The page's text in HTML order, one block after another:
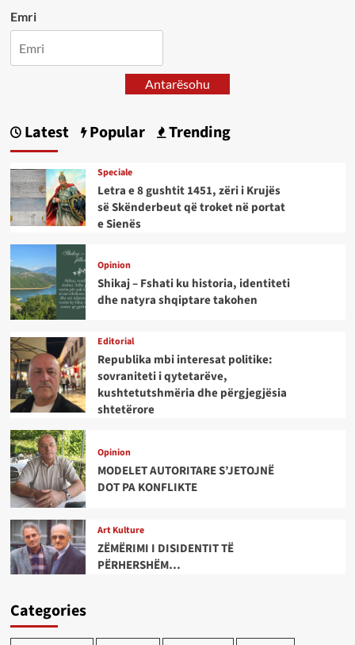
Emri
Antarësohu
Latest Popular Trending
Speciale
Letra e 8 gushtit 1451, zëri i Krujës
së Skënderbeut që troket në portat
e Sienës
Opinion
Shikaj – Fshati ku historia, identiteti
dhe natyra shqiptare takohen
Editorial
Republika mbi interesat politike:
sovraniteti i qytetarëve,
kushtetutshmëria dhe përgjegjësia
shtetërore
Opinion
MODELET AUTORITARE S’JETOJNË
DOT PA KONFLIKTE
Art Kulture
ZËMËRIMI I DISIDENTIT TË
PËRHERSHËM…
Categories